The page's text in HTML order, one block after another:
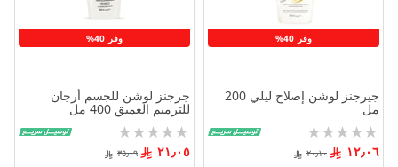
وفر 40%
جيرجنز لوشن إصلاح ليلي 200
مل
Rating:
0%
١٢٫٠٦ ٢٠٫١٠
وفر 40%
جرجنز لوشن للجسم أرجان
للترميم العميق 400 مل
Rating:
0%
٢١٫٠٥ ٣٥٫٠٩